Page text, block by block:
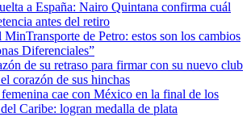
a España: Nairo Quintana confirma cuál
antes del retiro
de Petro: estos son los cambios
Diferenciales”
de su retraso para firmar con su nuevo club
corazón de sus hinchas
cae con México en la final de los
Caribe: logran medalla de plata